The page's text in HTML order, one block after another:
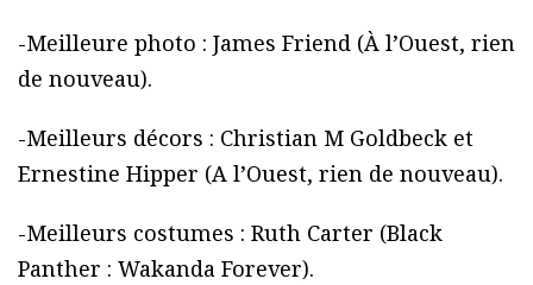
-Meilleure photo : James Friend (À l’Ouest, rien
de nouveau).
-Meilleurs décors : Christian M Goldbeck et
Ernestine Hipper (A l’Ouest, rien de nouveau).
-Meilleurs costumes : Ruth Carter (Black
Panther : Wakanda Forever).